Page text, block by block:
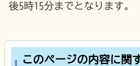
後5時15分までとなります。
このページの内容に関